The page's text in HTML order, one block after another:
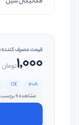
قیمت مصرف کننده:
1,000تومان
120A
OE
مشاهده 9 برچسب دیگر